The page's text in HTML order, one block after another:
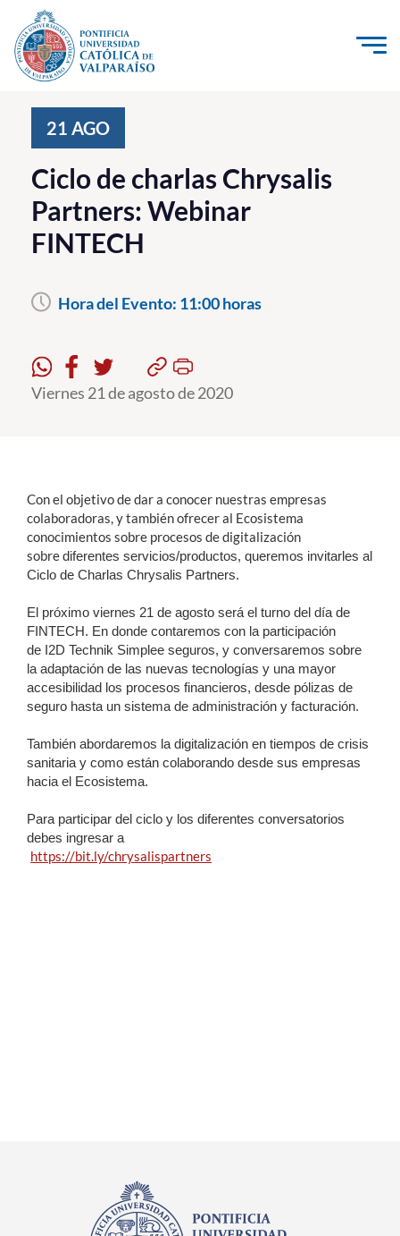
Click acá para ir directamente al contenido
Investigación, Creación e Innovación
PUCV Internacional
Vinculación con el Medio
Postgrado
Formación Continua
Funcionarios
Alumni
English
21 AGO
Ciclo de charlas Chrysalis
Partners: Webinar
FINTECH
Hora del Evento: 11:00 horas
Viernes 21 de agosto de 2020
Con el objetivo de dar a conocer nuestras empresas
colaboradoras, y también ofrecer al Ecosistema
conocimientos sobre procesos de digitalización
sobrediferentes servicios/productos, queremos invitarles al
Ciclo de Charlas Chrysalis Partners.
El próximo viernes 21 de agosto será el turno del día de
FINTECH. En donde contaremos con la participación
de I2D Technik Simplee seguros, y conversaremos sobre
la adaptación de las nuevas tecnologías y una mayor
accesibilidad los procesos financieros, desde pólizas de
seguro hasta un sistema de administración y facturación.
También abordaremos la digitalización en tiempos de crisis
sanitaria y como están colaborando desde sus empresas
hacia el Ecosistema.
Para participar del ciclo y los diferentes conversatorios
debes ingresar a
https://bit.ly/chrysalispartners